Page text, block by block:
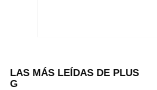
LAS MÁS LEÍDAS DE PLUS
G